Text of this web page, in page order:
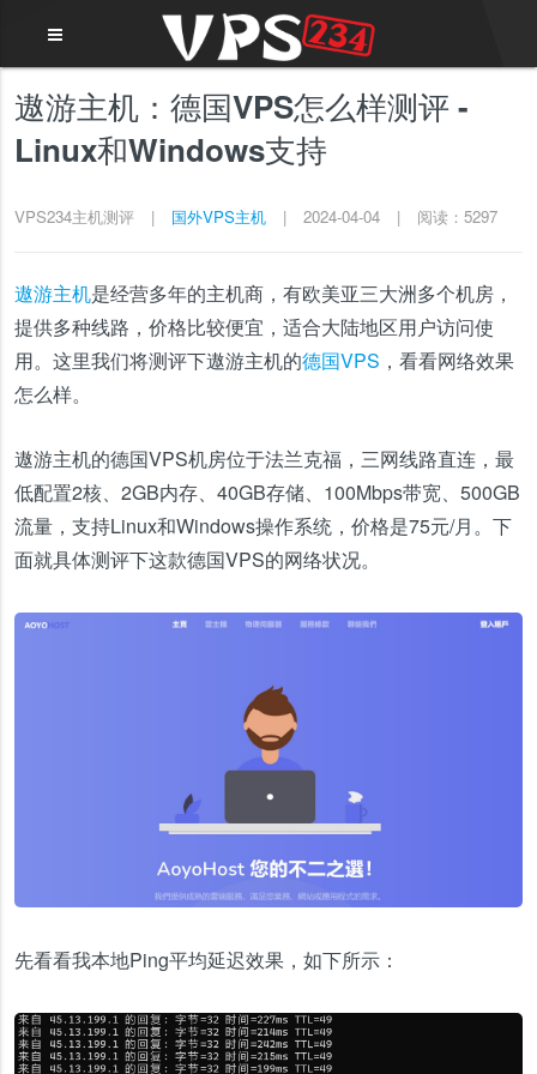
遨游主机：德国VPS怎么样测评 -
Linux和Windows支持
VPS234主机测评 | 国外VPS主机 | 2024-04-04 | 阅读：5297
遨游主机是经营多年的主机商，有欧美亚三大洲多个机房，
提供多种线路，价格比较便宜，适合大陆地区用户访问使
用。这里我们将测评下遨游主机的德国VPS ，看看网络效果
怎么样。
遨游主机的德国VPS机房位于法兰克福，三网线路直连，最
低配置2核、2GB内存、40GB存储、100Mbps带宽、500GB
流量，支持Linux和Windows操作系统，价格是75元/月。下
面就具体测评下这款德国VPS的网络状况。
先看看我本地Ping平均延迟效果，如下所示：